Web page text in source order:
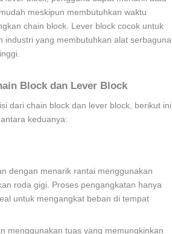
meskipun membutuhkan waktu
chain block. Lever block cocok untuk
industri yang membutuhkan alat serbaguna
Block dan Lever Block
dari chain block dan lever block, berikut ini
keduanya:
dengan menarik rantai menggunakan
roda gigi. Proses pengangkatan hanya
untuk mengangkat beban di tempat
menggunakan tuas yang memungkinkan